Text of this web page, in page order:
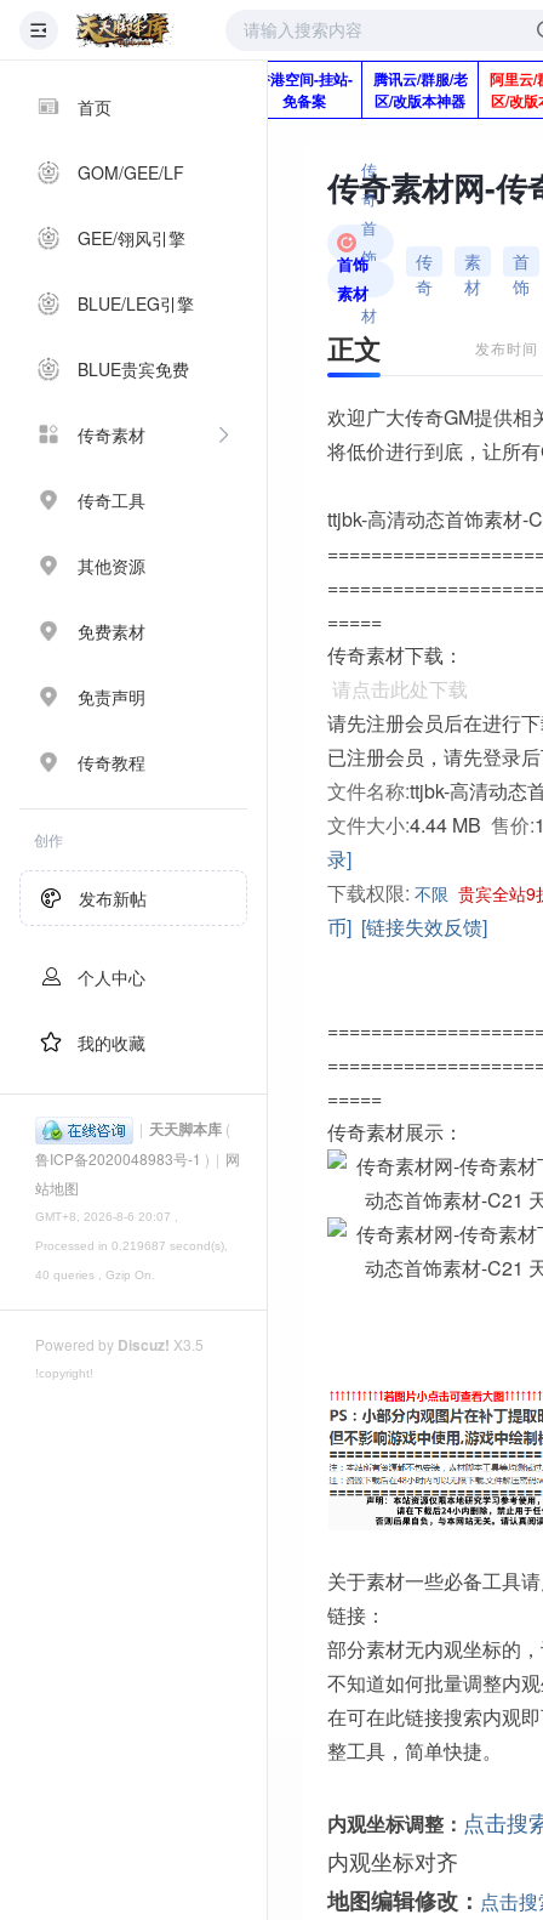
首页
GOM/GEE/LF
GEE/翎风引擎
BLUE/LEG引擎
BLUE贵宾免费
传奇素材
传奇工具
其他资源
免费素材
免责声明
传奇教程
创作
发布新帖
个人中心
我的收藏
| 天天脚本库 (
鲁ICP备2020048983号-1 ) | 网
站地图
GMT+8, 2026-8-6 20:07 ,
Processed in 0.219687 second(s),
40 queries , Gzip On.
Powered by Discuz! X3.5
!copyright!
Q920992345
香港空间-挂站-
免备案
腾讯云/群服/老
区/改版本神器
阿里云/
区/改版
传
奇
首
饰
素
材
首饰
素材
传
奇
素
材
首
饰
正文 发布时
欢迎广大传奇GM提供相
将低价进行到底，让所
ttjbk-高清动态首饰素材-
=====
传奇素材下载：
请点击此处下载
请先注册会员后在进行
已注册会员，请先登录
文件名称:ttjbk-高清动态
文件大小:4.44 MB 售价:
录]
下载权限: 不限 贵宾全站9
币] [链接失效反馈]
=====
传奇素材展示：
关于素材一些必备工具
链接：
部分素材无内观坐标的
不知道如何批量调整内
在可在此链接搜索内观
整工具，简单快捷。
内观坐标调整： 点击搜
内观坐标对齐
地图编辑修改： 点击